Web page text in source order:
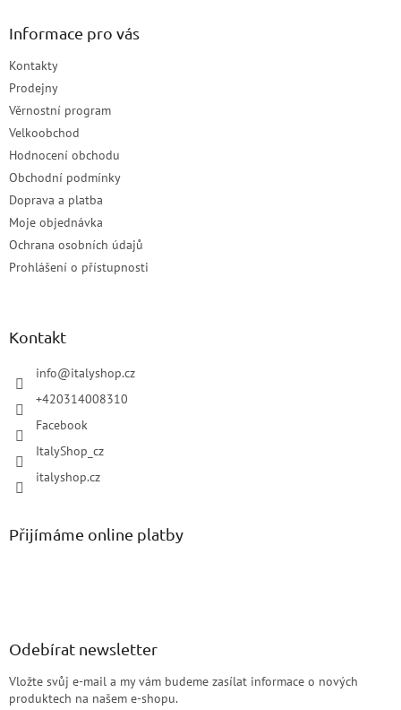
Informace pro vás
Kontakty
Prodejny
Věrnostní program
Velkoobchod
Hodnocení obchodu
Obchodní podmínky
Doprava a platba
Moje objednávka
Ochrana osobních údajů
Prohlášení o přístupnosti
Kontakt
info@italyshop.cz
+420314008310
Facebook
ItalyShop_cz
italyshop.cz
Přijímáme online platby
Odebírat newsletter
Vložte svůj e-mail a my vám budeme zasílat informace o nových
produktech na našem e-shopu.